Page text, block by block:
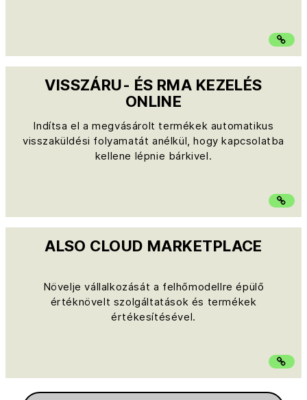
VISSZÁRU- ÉS RMA KEZELÉS
ONLINE
Indítsa el a megvásárolt termékek automatikus
visszaküldési folyamatát anélkül, hogy kapcsolatba
kellene lépnie bárkivel.
ALSO CLOUD MARKETPLACE
Növelje vállalkozását a felhőmodellre épülő
értéknövelt szolgáltatások és termékek
értékesítésével.